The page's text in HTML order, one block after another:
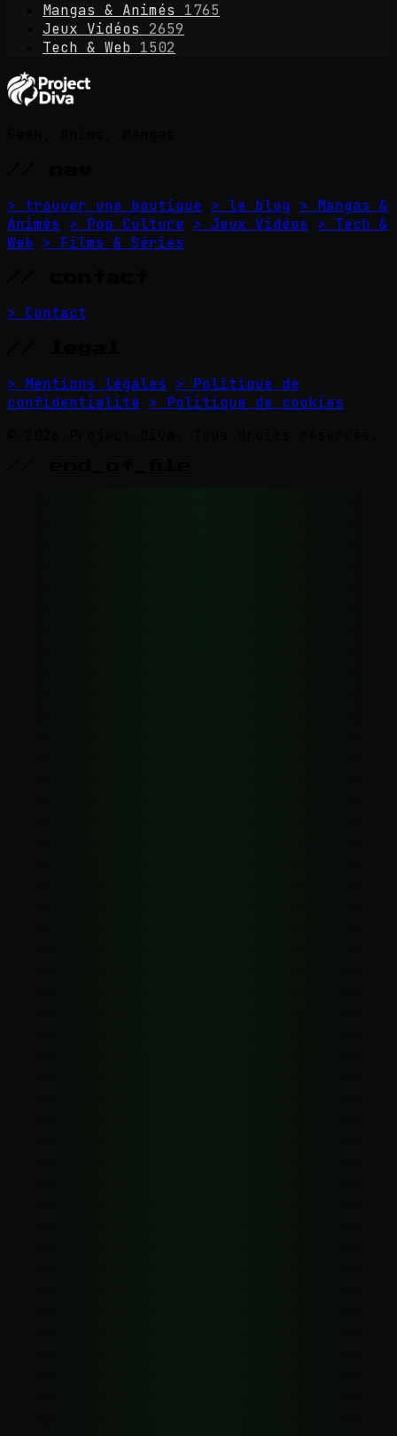
Mangas & Animés
1765
Jeux Vidéos
2659
Tech & Web 1502
> trouver une boutique > le blog > Mangas &
Animés
> Pop Culture > Jeux Vidéos
> Tech &
Web > Films & Séries
> Contact
> Mentions légales
> Politique de
confidentialité > Politique de cookies